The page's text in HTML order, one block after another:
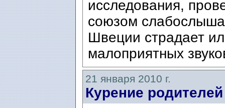
исследования,
союзом
Швеции страдает
малоприятных
21 января 2010 г.
Курение